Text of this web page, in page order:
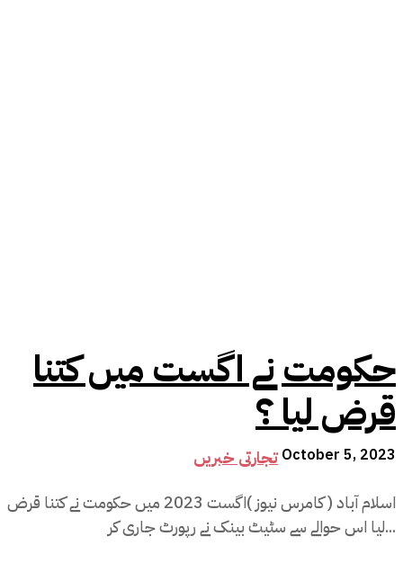
حکومت نے اگست میں کتنا
قرض لیا ؟
تجارتی خبریں October 5, 2023
اسلام آباد ( کامرس نیوز )اگست 2023 میں حکومت نے کتنا قرض
لیا اس حوالے سے سٹیٹ بینک نے رپورٹ جاری کر...